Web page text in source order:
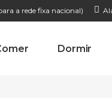
a rede fixa nacional)
Dormir